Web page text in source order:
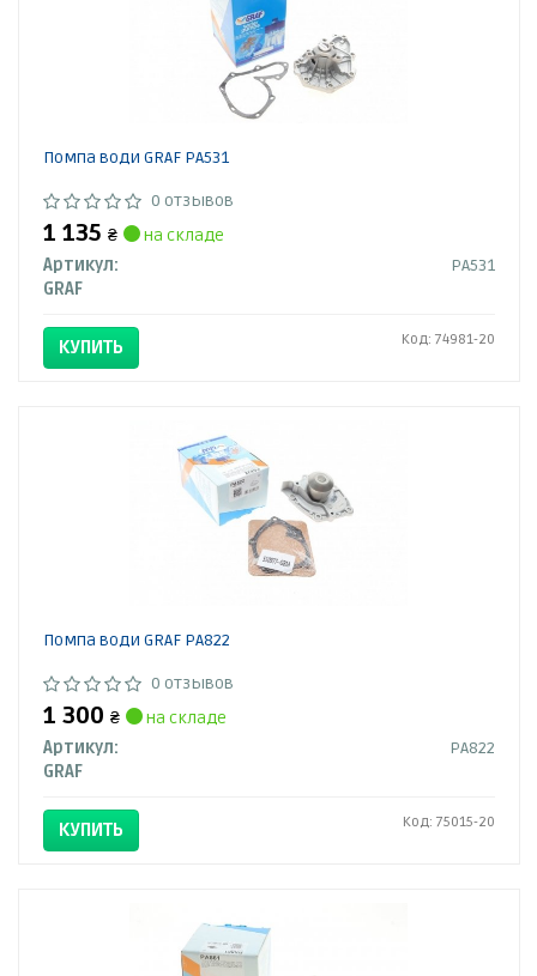
Помпа води GRAF PA531
0 отзывов
1 135 ₴
на складе
Артикул:
PA531
GRAF
КУПИТЬ Код: 74981-20
Помпа води GRAF PA822
0 отзывов
1 300 ₴
на складе
Артикул:
PA822
GRAF
КУПИТЬ Код: 75015-20